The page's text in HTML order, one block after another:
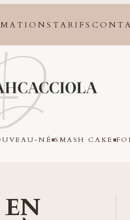
TARIFS
NÉ SMASH CAKE